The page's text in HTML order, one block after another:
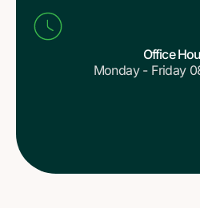
Office
Monday - Friday